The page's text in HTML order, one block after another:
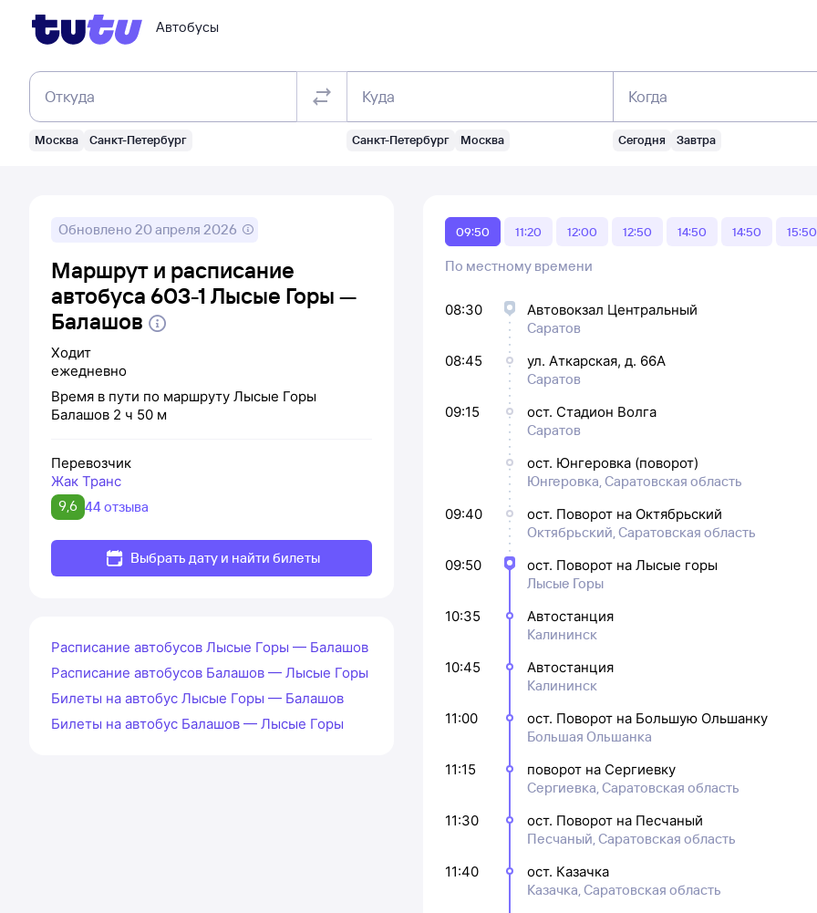
Автобусы
Откуда
Москва Санкт-Петербург
Куда
Санкт-Петербург Москва
Когда
Сегодня Завтра
Обновлено 20 апреля 2026
Маршрут и расписание
автобуса 603-1 Лысые Горы —
Балашов
Ходит
ежедневно
Время в пути по маршруту Лысые Горы
Балашов 2 ч 50 м
Перевозчик
Жак Транс
9,6 44 отзыва
Выбрать дату и найти билеты
09:50 11:20 12:00 12:50 14:50 14:50 15:50
По местному времени
08:30
Автовокзал Центральный
Саратов
08:45
ул. Аткарская, д. 66А
Саратов
09:15
ост. Стадион Волга
Саратов
ост. Юнгеровка (поворот)
Юнгеровка, Саратовская область
09:40
ост. Поворот на Октябрьский
Октябрьский, Саратовская область
09:50
ост. Поворот на Лысые горы
Лысые Горы
10:35
Автостанция
Калининск
10:45
Автостанция
Калининск
11:00
ост. Поворот на Большую Ольшанку
Большая Ольшанка
11:15
поворот на Сергиевку
Сергиевка, Саратовская область
11:30
ост. Поворот на Песчаный
Песчаный, Саратовская область
11:40
ост. Казачка
Казачка, Саратовская область
Расписание автобусов Лысые Горы — Балашов
Расписание автобусов Балашов — Лысые Горы
Билеты на автобус Лысые Горы — Балашов
Билеты на автобус Балашов — Лысые Горы